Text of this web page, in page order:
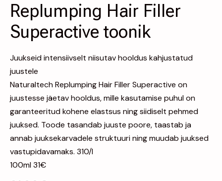
Replumping Hair Filler
Superactive toonik
Juukseid intensiivselt niisutav hooldus kahjustatud
juustele
Naturaltech Replumping Hair Filler Superactive on
juustesse jäetav hooldus, mille kasutamise puhul on
garanteeritud kohene elastsus ning siidiselt pehmed
juuksed. Toode tasandab juuste poore, taastab ja
annab juuksekarvadele struktuuri ning muudab juuksed
vastupidavamaks. 310/l
100ml 31€